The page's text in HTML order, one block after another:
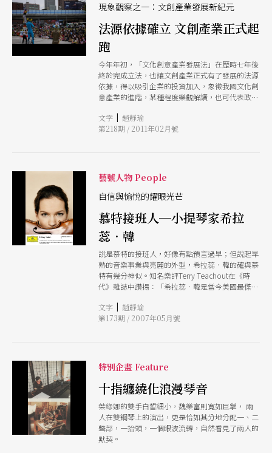
現象觀察之一：文創產業發展新紀元
法源依據確立 文創產業正式起
跑
今年年初，「文化創意產業發展法」在歷時七年後
終於完成立法，也讓文創產業正式有了發展的法源
依據，得以吸引企業的投資加入，象徵我國文化創
意產業的進階，某種程度樂觀解讀，也可代表政府
文字 | 趙靜瑜
第218期 / 2011年02月號
藝號人物 People
自信與愉悅的耀眼光芒
慕特接班人─小提琴家希拉
蕊．韓
說是慕特的接班人，好像有點預言過早；但說起早
熟的音樂事業與亮麗的外型，希拉蕊．韓的確與慕
特有幾分神似。知名樂評Terry Teachout在《時
代》雜誌中讚揚：「希拉蕊．韓是當今美國最傑出
奏有著細微的音色變化，纖細的音樂特質，演奏中
彷彿有著一股神秘感，有時候聆賞音樂時的感動，
文字 | 趙靜瑜
第173期 / 2007年05月號
特別企畫 Feature
十指纏繞化浪漫琴音
葉綠娜的雙手白皙細小，魏樂富則寛如巨掌， 兩
人在雙鋼琴上的演出，更是恰如其分地分配一、二
聲部，一抬頭，一個眼波流轉，自然看見了兩人的
默契。